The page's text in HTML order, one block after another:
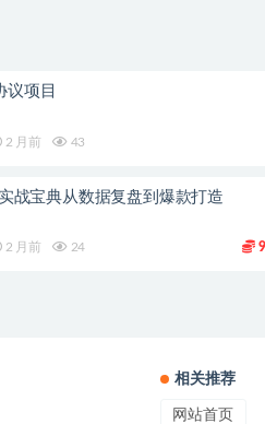
议项目
2 月前 43
战宝典从数据复盘到爆款打造
2 月前 24
相关推荐
网站首页